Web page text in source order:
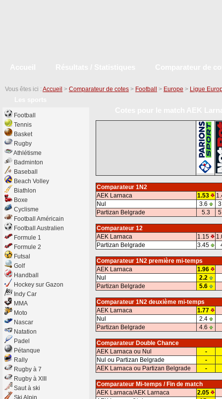
Vous êtes ici : Accueil > Comparateur de cotes > Football > Europe > Ligue
Comparateur 1N2
AEK Larnaca
1.53
Nul
3.6
Partizan Belgrade
5.3
Comparateur 12
AEK Larnaca
1.15
Partizan Belgrade
3.45
Comparateur 1N2 première mi-temps
AEK Larnaca
1.96
Nul
2.2
Partizan Belgrade
5.6
Comparateur 1N2 deuxième mi-temps
AEK Larnaca
1.77
Nul
2.4
Partizan Belgrade
4.6
Comparateur Double Chance
AEK Larnaca ou Nul
-
Nul ou Partizan Belgrade
-
AEK Larnaca ou Partizan Belgrade
-
Comparateur Mi-temps / Fin de match
AEK Larnaca/AEK Larnaca
2.05
Football
Tennis
Basket
Rugby
Athlétisme
Badminton
Baseball
Beach Volley
Biathlon
Boxe
Cyclisme
Football Américain
Football Australien
Formule 1
Formule 2
Futsal
Golf
Handball
Hockey sur Gazon
Indy Car
MMA
Moto
Nascar
Natation
Padel
Pétanque
Rally
Rugby à 7
Rugby à XIII
Saut à ski
Ski Alpin